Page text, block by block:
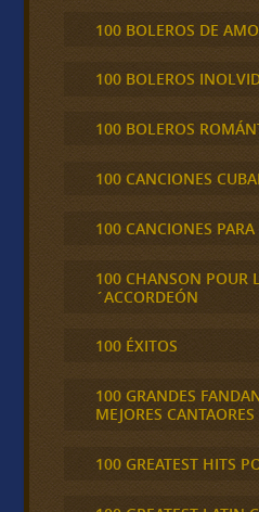
100 BOLEROS DE
100 BOLEROS
100 BOLEROS
100 CANCIONES
100 CANCIONES
100 CHANSON POUR
´ACCORDEÓN
100 ÉXITOS
100 GRANDES
MEJORES CANTAORES
100 GREATEST HITS